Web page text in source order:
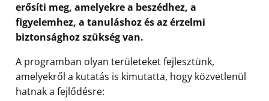
erősíti meg, amelyekre a beszédhez, a
figyelemhez, a tanuláshoz és az érzelmi
biztonsághoz szükség van.
A programban olyan területeket fejlesztünk,
amelyekről a kutatás is kimutatta, hogy közvetlenül
hatnak a fejlődésre: